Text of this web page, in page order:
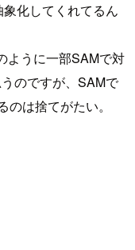
化してくれてるん
ように一部SAMで対
のですが、SAMで
は捨てがたい。